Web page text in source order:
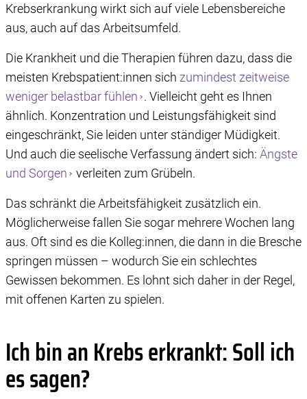
Krebserkrankung wirkt sich auf viele Lebensbereiche
aus, auch auf das Arbeitsumfeld.
Die Krankheit und die Therapien führen dazu, dass die
meisten Krebspatient:innen sich zumindest zeitweise
weniger belastbar fühlen . Vielleicht geht es Ihnen
ähnlich. Konzentration und Leistungsfähigkeit sind
eingeschränkt, Sie leiden unter ständiger Müdigkeit.
Und auch die seelische Verfassung ändert sich: Ängste
und Sorgen
verleiten zum Grübeln.
Das schränkt die Arbeitsfähigkeit zusätzlich ein.
Möglicherweise fallen Sie sogar mehrere Wochen lang
aus. Oft sind es die Kolleg:innen, die dann in die Bresche
springen müssen – wodurch Sie ein schlechtes
Gewissen bekommen. Es lohnt sich daher in der Regel,
mit offenen Karten zu spielen.
Ich bin an Krebs erkrankt: Soll ich
es sagen?